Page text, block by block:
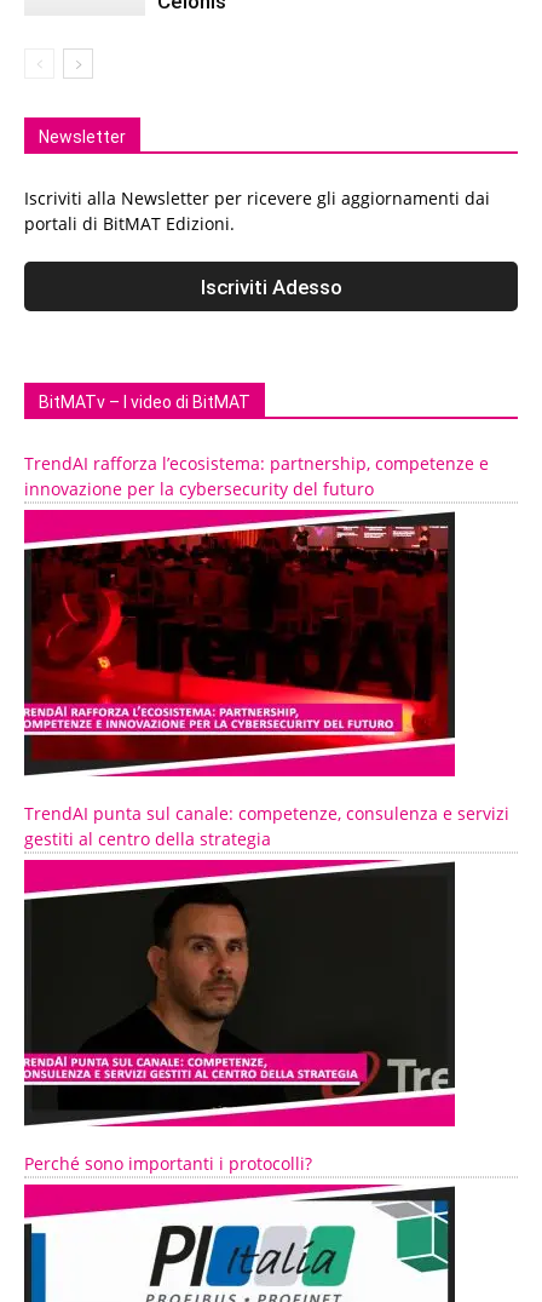
Newsletter
Iscriviti alla Newsletter per ricevere gli aggiornamenti dai
portali di BitMAT Edizioni.
BitMATv – I video di BitMAT
TrendAI rafforza l’ecosistema: partnership, competenze e
innovazione per la cybersecurity del futuro
TrendAI punta sul canale: competenze, consulenza e servizi
gestiti al centro della strategia
Perché sono importanti i protocolli?